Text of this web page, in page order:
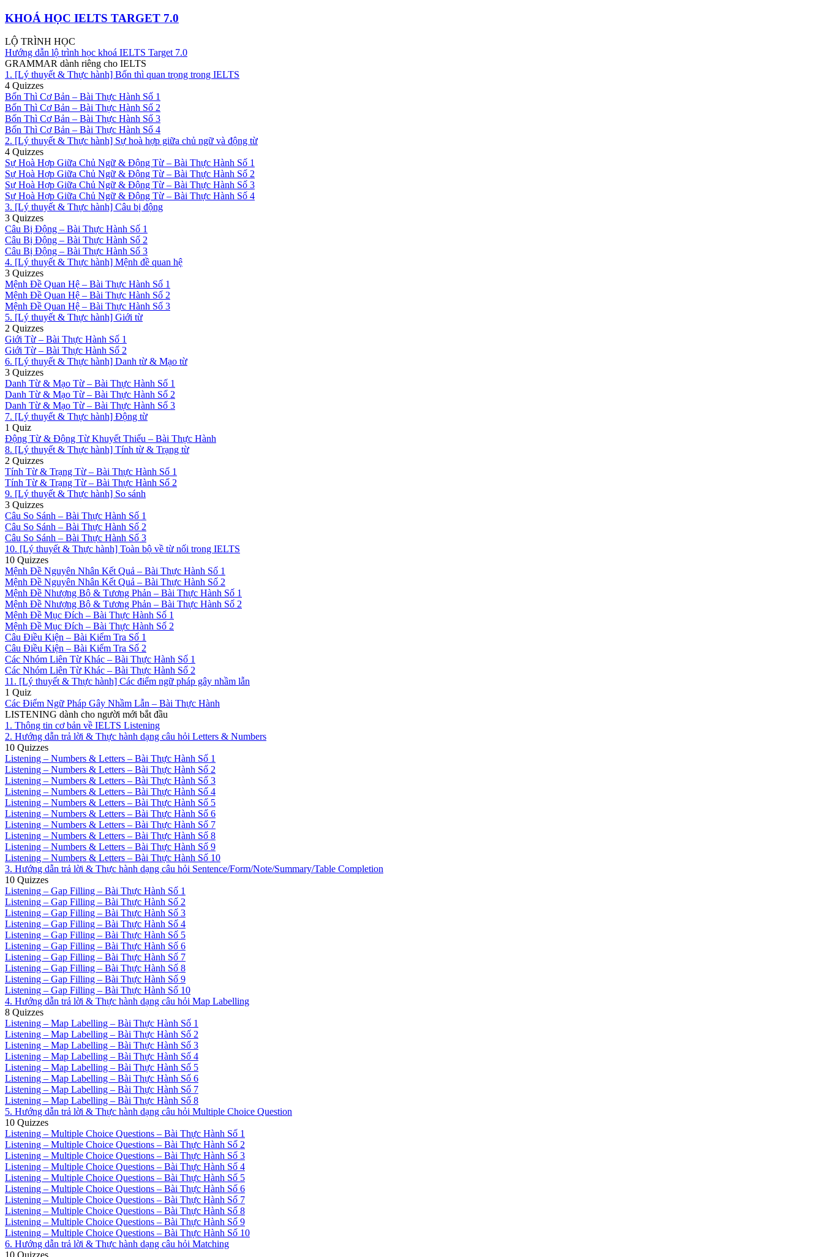
KHOÁ HỌC IELTS TARGET 7.0
LỘ TRÌNH HỌC
Hướng dẫn lộ trình học khoá IELTS Target 7.0
GRAMMAR dành riêng cho IELTS
1. [Lý thuyết & Thực hành] Bốn thì quan trọng trong IELTS
4 Quizzes
Bốn Thì Cơ Bản – Bài Thực Hành Số 1
Bốn Thì Cơ Bản – Bài Thực Hành Số 2
Bốn Thì Cơ Bản – Bài Thực Hành Số 3
Bốn Thì Cơ Bản – Bài Thực Hành Số 4
2. [Lý thuyết & Thực hành] Sự hoà hợp giữa chủ ngữ và động từ
4 Quizzes
Sự Hoà Hợp Giữa Chủ Ngữ & Động Từ – Bài Thực Hành Số 1
Sự Hoà Hợp Giữa Chủ Ngữ & Động Từ – Bài Thực Hành Số 2
Sự Hoà Hợp Giữa Chủ Ngữ & Động Từ – Bài Thực Hành Số 3
Sự Hoà Hợp Giữa Chủ Ngữ & Động Từ – Bài Thực Hành Số 4
3. [Lý thuyết & Thực hành] Câu bị động
3 Quizzes
Câu Bị Động – Bài Thực Hành Số 1
Câu Bị Động – Bài Thực Hành Số 2
Câu Bị Động – Bài Thực Hành Số 3
4. [Lý thuyết & Thực hành] Mệnh đề quan hệ
3 Quizzes
Mệnh Đề Quan Hệ – Bài Thực Hành Số 1
Mệnh Đề Quan Hệ – Bài Thực Hành Số 2
Mệnh Đề Quan Hệ – Bài Thực Hành Số 3
5. [Lý thuyết & Thực hành] Giới từ
2 Quizzes
Giới Từ – Bài Thực Hành Số 1
Giới Từ – Bài Thực Hành Số 2
6. [Lý thuyết & Thực hành] Danh từ & Mạo từ
3 Quizzes
Danh Từ & Mạo Từ – Bài Thực Hành Số 1
Danh Từ & Mạo Từ – Bài Thực Hành Số 2
Danh Từ & Mạo Từ – Bài Thực Hành Số 3
7. [Lý thuyết & Thực hành] Động từ
1 Quiz
Động Từ & Động Từ Khuyết Thiếu – Bài Thực Hành
8. [Lý thuyết & Thực hành] Tính từ & Trạng từ
2 Quizzes
Tính Từ & Trạng Từ – Bài Thực Hành Số 1
Tính Từ & Trạng Từ – Bài Thực Hành Số 2
9. [Lý thuyết & Thực hành] So sánh
3 Quizzes
Câu So Sánh – Bài Thực Hành Số 1
Câu So Sánh – Bài Thực Hành Số 2
Câu So Sánh – Bài Thực Hành Số 3
10. [Lý thuyết & Thực hành] Toàn bộ về từ nối trong IELTS
10 Quizzes
Mệnh Đề Nguyên Nhân Kết Quả – Bài Thực Hành Số 1
Mệnh Đề Nguyên Nhân Kết Quả – Bài Thực Hành Số 2
Mệnh Đề Nhượng Bộ & Tương Phản – Bài Thực Hành Số 1
Mệnh Đề Nhượng Bộ & Tương Phản – Bài Thực Hành Số 2
Mệnh Đề Mục Đích – Bài Thực Hành Số 1
Mệnh Đề Mục Đích – Bài Thực Hành Số 2
Câu Điều Kiện – Bài Kiểm Tra Số 1
Câu Điều Kiện – Bài Kiểm Tra Số 2
Các Nhóm Liên Từ Khác – Bài Thực Hành Số 1
Các Nhóm Liên Từ Khác – Bài Thực Hành Số 2
11. [Lý thuyết & Thực hành] Các điểm ngữ pháp gây nhầm lẫn
1 Quiz
Các Điểm Ngữ Pháp Gây Nhầm Lẫn – Bài Thực Hành
LISTENING dành cho người mới bắt đầu
1. Thông tin cơ bản về IELTS Listening
2. Hướng dẫn trả lời & Thực hành dạng câu hỏi Letters & Numbers
10 Quizzes
Listening – Numbers & Letters – Bài Thực Hành Số 1
Listening – Numbers & Letters – Bài Thực Hành Số 2
Listening – Numbers & Letters – Bài Thực Hành Số 3
Listening – Numbers & Letters – Bài Thực Hành Số 4
Listening – Numbers & Letters – Bài Thực Hành Số 5
Listening – Numbers & Letters – Bài Thực Hành Số 6
Listening – Numbers & Letters – Bài Thực Hành Số 7
Listening – Numbers & Letters – Bài Thực Hành Số 8
Listening – Numbers & Letters – Bài Thực Hành Số 9
Listening – Numbers & Letters – Bài Thực Hành Số 10
3. Hướng dẫn trả lời & Thực hành dạng câu hỏi Sentence/Form/Note/Summary/Table Completion
10 Quizzes
Listening – Gap Filling – Bài Thực Hành Số 1
Listening – Gap Filling – Bài Thực Hành Số 2
Listening – Gap Filling – Bài Thực Hành Số 3
Listening – Gap Filling – Bài Thực Hành Số 4
Listening – Gap Filling – Bài Thực Hành Số 5
Listening – Gap Filling – Bài Thực Hành Số 6
Listening – Gap Filling – Bài Thực Hành Số 7
Listening – Gap Filling – Bài Thực Hành Số 8
Listening – Gap Filling – Bài Thực Hành Số 9
Listening – Gap Filling – Bài Thực Hành Số 10
4. Hướng dẫn trả lời & Thực hành dạng câu hỏi Map Labelling
8 Quizzes
Listening – Map Labelling – Bài Thực Hành Số 1
Listening – Map Labelling – Bài Thực Hành Số 2
Listening – Map Labelling – Bài Thực Hành Số 3
Listening – Map Labelling – Bài Thực Hành Số 4
Listening – Map Labelling – Bài Thực Hành Số 5
Listening – Map Labelling – Bài Thực Hành Số 6
Listening – Map Labelling – Bài Thực Hành Số 7
Listening – Map Labelling – Bài Thực Hành Số 8
5. Hướng dẫn trả lời & Thực hành dạng câu hỏi Multiple Choice Question
10 Quizzes
Listening – Multiple Choice Questions – Bài Thực Hành Số 1
Listening – Multiple Choice Questions – Bài Thực Hành Số 2
Listening – Multiple Choice Questions – Bài Thực Hành Số 3
Listening – Multiple Choice Questions – Bài Thực Hành Số 4
Listening – Multiple Choice Questions – Bài Thực Hành Số 5
Listening – Multiple Choice Questions – Bài Thực Hành Số 6
Listening – Multiple Choice Questions – Bài Thực Hành Số 7
Listening – Multiple Choice Questions – Bài Thực Hành Số 8
Listening – Multiple Choice Questions – Bài Thực Hành Số 9
Listening – Multiple Choice Questions – Bài Thực Hành Số 10
6. Hướng dẫn trả lời & Thực hành dạng câu hỏi Matching